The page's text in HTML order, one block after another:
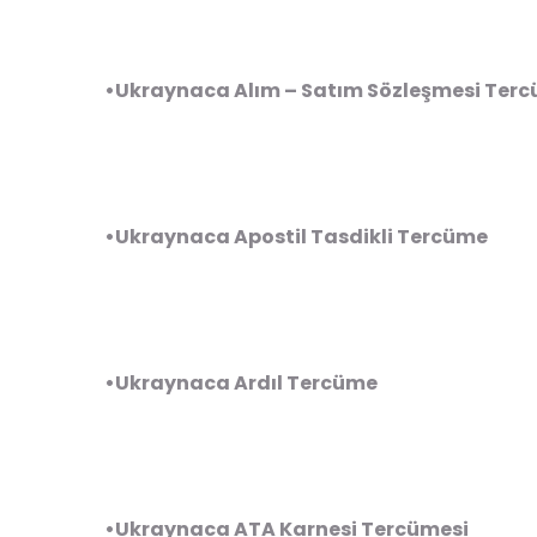
•Ukraynaca Alım – Satım Sözleşmesi
•Ukraynaca Apostil Tasdikli Tercüme
•Ukraynaca Ardıl Tercüme
•Ukraynaca ATA Karnesi Tercümesi